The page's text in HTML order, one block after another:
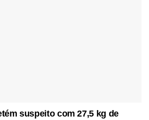
suspeito com 27,5 kg de